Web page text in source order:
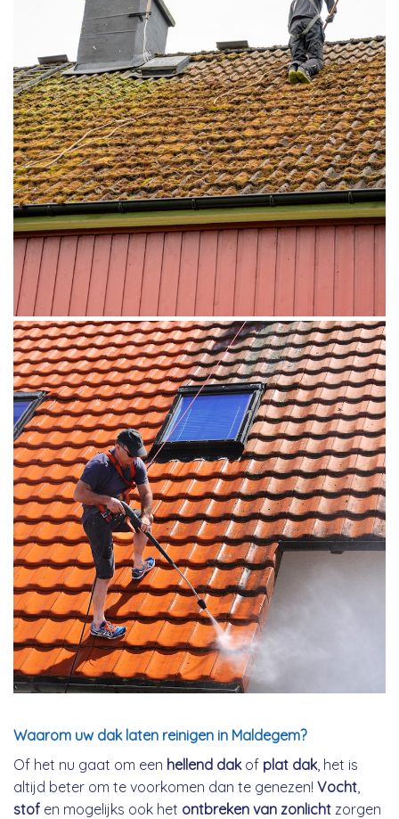
Waarom uw dak laten reinigen in Maldegem?
Of het nu gaat om een hellend dakof plat dak, het is
altijd beter om te voorkomen dan te genezen! Vocht
stof en mogelijks ook het ontbreken van zonlicht zorgen